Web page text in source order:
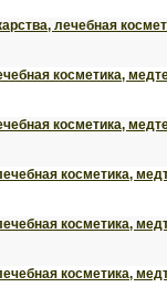
лечебная
косметика,
косметика,
косметика,
косметика,
косметика,